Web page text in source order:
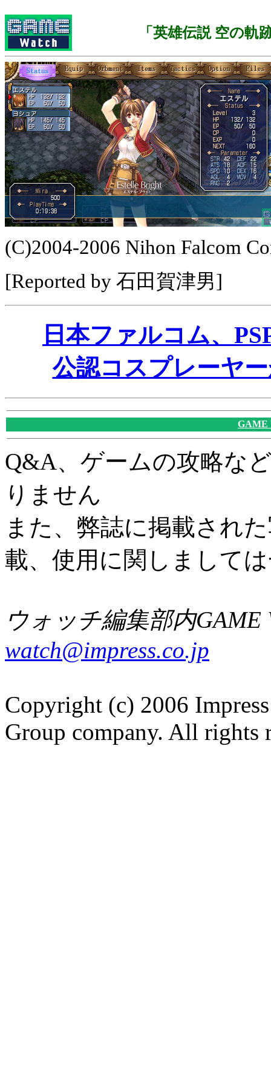
「英雄伝説 空の軌
(C)2004-2006 Nihon Falcom
[Reported by 石田賀津男]
日本ファルコム、
公認コスプレーヤ
GAME
Q&A、ゲームの攻略な
りません
また、弊誌に掲載され
載、使用に関しまして
ウォッチ編集部内GAME
watch@impress.co.jp
Copyright (c) 2006
Group company. All rights